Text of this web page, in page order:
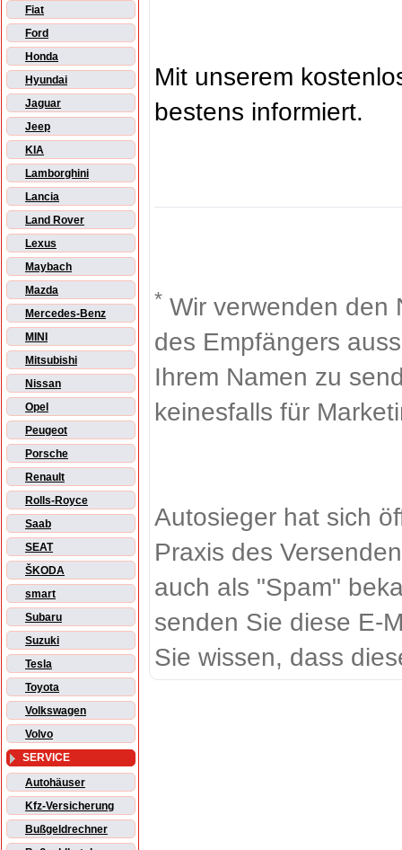
Fiat
Ford
Honda
Hyundai
Jaguar
Jeep
KIA
Lamborghini
Lancia
Land Rover
Lexus
Maybach
Mazda
Mercedes-Benz
MINI
Mitsubishi
Nissan
Opel
Peugeot
Porsche
Renault
Rolls-Royce
Saab
SEAT
ŠKODA
smart
Subaru
Suzuki
Tesla
Toyota
Volkswagen
Volvo
SERVICE
Autohäuser
Kfz-Versicherung
Bußgeldrechner
Mit unserem
bestens informiert.
* Wir verwenden den
des Empfängers
Ihrem Namen zu
keinesfalls für
Autosieger hat sich
Praxis des
auch als "Spam"
senden Sie diese E-
Sie wissen, dass